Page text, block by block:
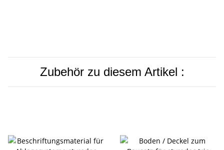
Zubehör zu diesem Artikel :